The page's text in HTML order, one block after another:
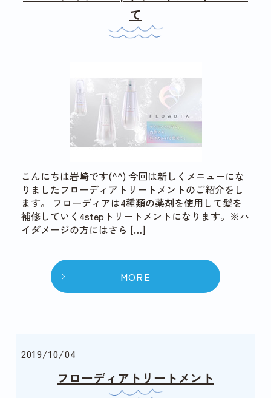
て
こんにちは岩崎です(^^) 今回は新しくメニューにな
りましたフローディアトリートメントのご紹介をし
ます。 フローディアは4種類の薬剤を使用して髪を
補修していく4stepトリートメントになります。※ハ
イダメージの方にはさら […]
MORE
2019/10/04
フローディアトリートメント